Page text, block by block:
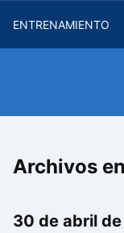
ENTRENAMIENTO
Archivos
30 de abril